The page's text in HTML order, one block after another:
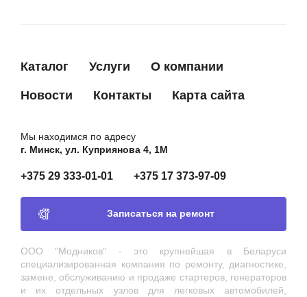
TT31561
TESLA TECHNICS
2770020050
TOYOTA
2770062010
2770064130
TOYOTA
IN441
TRANSPO
YR661
UNIPOINT
RN6441A
UTM
310N10053Z
ZAUFER
Каталог Услуги О компании
Новости Контакты Карта сайта
Мы находимся по адресу
г. Минск, ул. Куприянова 4, 1М
+375 29 333-01-01 +375 17 373-97-09
Записаться на ремонт
ООО "Модников" - это крупнейшая в Беларуси
специализированная компания по ремонту, диагностике,
замене, обслуживанию и продаже стартеров, генераторов
и их отдельных узлов для легковых автомобилей,